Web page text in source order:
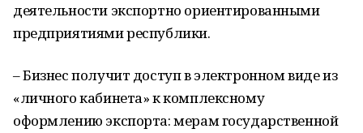
деятельности экспортно ориентированными
предприятиями республики.
– Бизнес получит доступ в электронном виде из
«личного кабинета» к комплексному
оформлению экспорта: мерам государственной